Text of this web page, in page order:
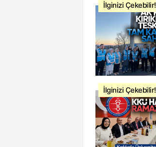
İlginizi Çekebilir!
İlginizi Çekebilir!